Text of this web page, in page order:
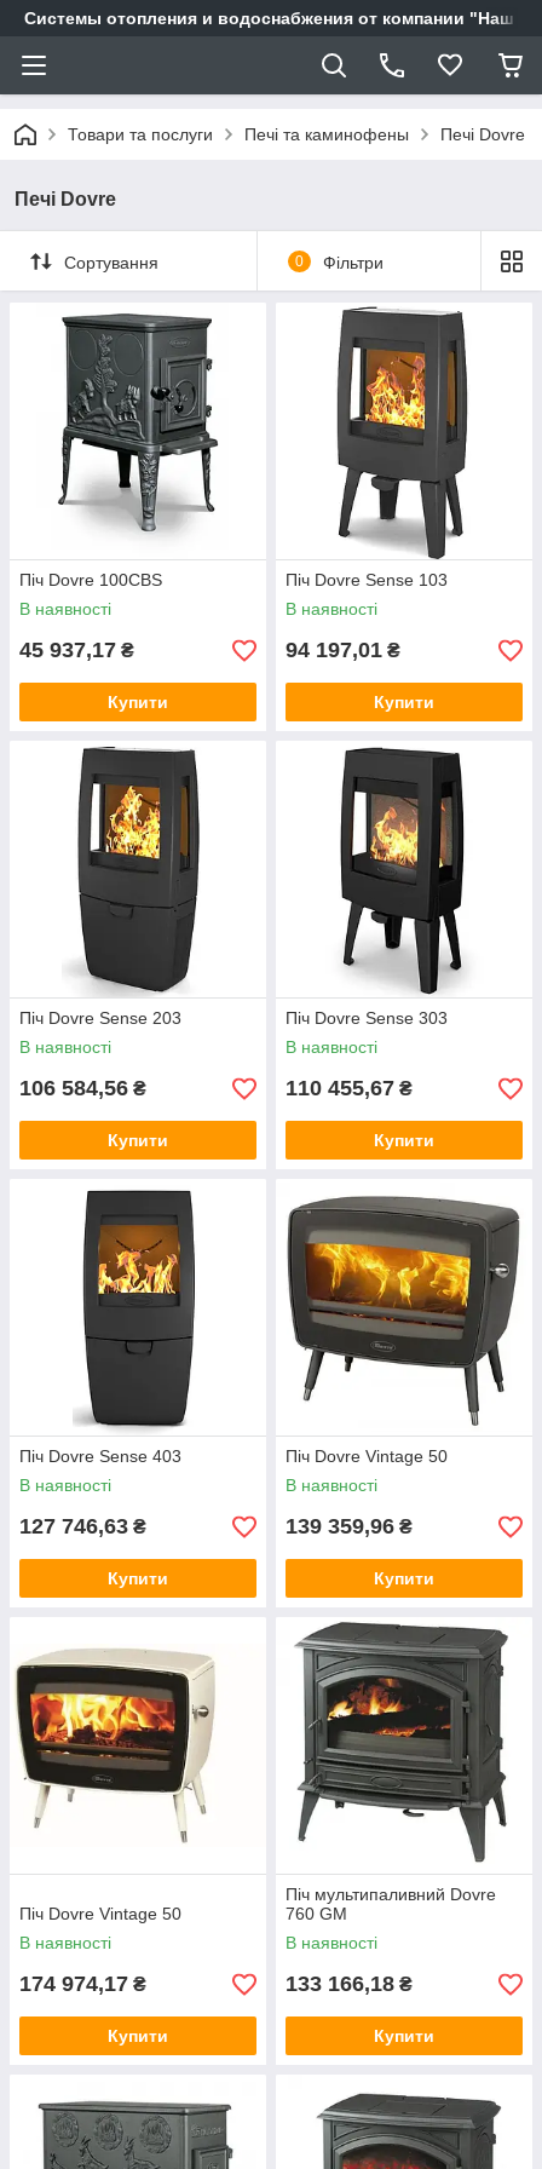
Системы отопления и водоснабжения от компании "Наш
Товари та послуги Печі та каминофены Печі Dovre
Печі Dovre
Сортування 0 Фільтри
Піч Dovre 100CBS
В наявності
45 937,17 ₴
Купити
Піч Dovre Sense 103
В наявності
94 197,01 ₴
Купити
Піч Dovre Sense 203
В наявності
106 584,56 ₴
Купити
Піч Dovre Sense 303
В наявності
110 455,67 ₴
Купити
Піч Dovre Sense 403
В наявності
127 746,63 ₴
Купити
Піч Dovre Vintage 50
В наявності
139 359,96 ₴
Купити
Піч Dovre Vintage 50
В наявності
174 974,17 ₴
Купити
Піч мультипаливний Dovre
760 GM
В наявності
133 166,18 ₴
Купити